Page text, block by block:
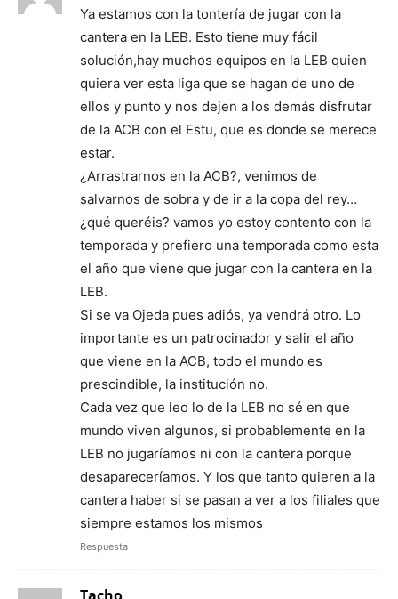
Ya estamos con la tontería de jugar con la
cantera en la LEB. Esto tiene muy fácil
solución,hay muchos equipos en la LEB quien
quiera ver esta liga que se hagan de uno de
ellos y punto y nos dejen a los demás disfrutar
de la ACB con el Estu, que es donde se merece
estar.
¿Arrastrarnos en la ACB?, venimos de
salvarnos de sobra y de ir a la copa del rey…
¿qué queréis? vamos yo estoy contento con la
temporada y prefiero una temporada como esta
el año que viene que jugar con la cantera en la
LEB.
Si se va Ojeda pues adiós, ya vendrá otro. Lo
importante es un patrocinador y salir el año
que viene en la ACB, todo el mundo es
prescindible, la institución no.
Cada vez que leo lo de la LEB no sé en que
mundo viven algunos, si probablemente en la
LEB no jugaríamos ni con la cantera porque
desapareceríamos. Y los que tanto quieren a la
cantera haber si se pasan a ver a los filiales que
siempre estamos los mismos
Respuesta